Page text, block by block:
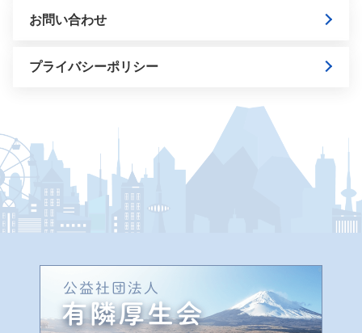
お問い合わせ
プライバシーポリシー